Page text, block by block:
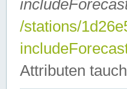
/stations/
Attributen